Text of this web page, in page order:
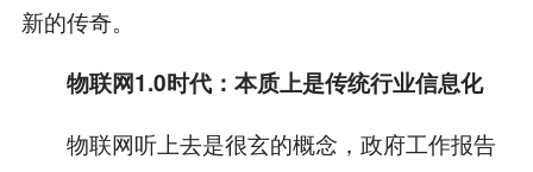
新的传奇。
物联网1.0时代：本质上是传统行业信息化
物联网听上去是很玄的概念，政府工作报告